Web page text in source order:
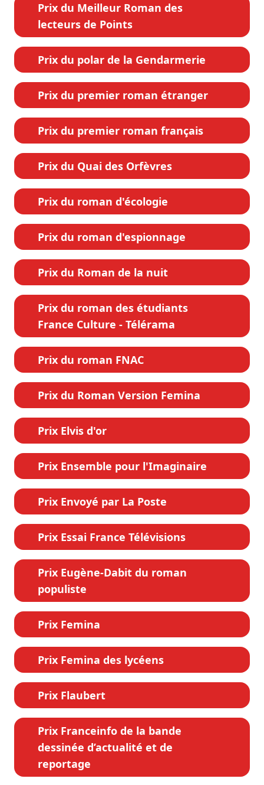
Prix du Meilleur Roman des
lecteurs de Points
Prix du polar de la Gendarmerie
Prix du premier roman étranger
Prix du premier roman français
Prix du Quai des Orfèvres
Prix du roman d'écologie
Prix du roman d'espionnage
Prix du Roman de la nuit
Prix du roman des étudiants
France Culture - Télérama
Prix du roman FNAC
Prix du Roman Version Femina
Prix Elvis d'or
Prix Ensemble pour l'Imaginaire
Prix Envoyé par La Poste
Prix Essai France Télévisions
Prix Eugène-Dabit du roman
populiste
Prix Femina
Prix Femina des lycéens
Prix Flaubert
Prix Franceinfo de la bande
dessinée d’actualité et de
reportage